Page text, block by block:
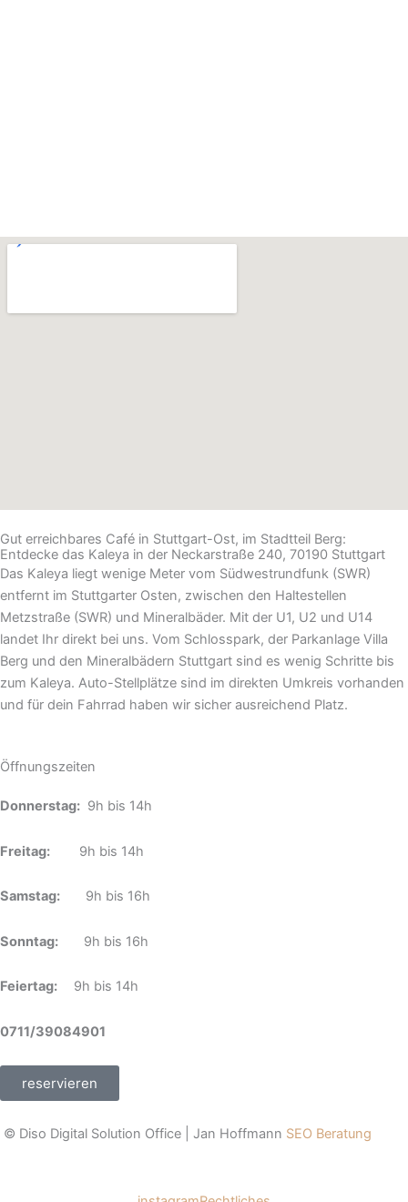
Gut erreichbares Café in Stuttgart-Ost, im Stadtteil Berg:
Entdecke das Kaleya in der Neckarstraße 240, 70190 Stuttgart
Das Kaleya liegt wenige Meter vom Südwestrundfunk (SWR)
entfernt im Stuttgarter Osten, zwischen den Haltestellen
Metzstraße (SWR) und Mineralbäder. Mit der U1, U2 und U14
landet Ihr direkt bei uns. Vom Schlosspark, der Parkanlage Villa
Berg und den Mineralbädern Stuttgart sind es wenig Schritte bis
zum Kaleya. Auto-Stellplätze sind im direkten Umkreis vorhanden
und für dein Fahrrad haben wir sicher ausreichend Platz.
Öffnungszeiten
Donnerstag: 9h bis 14h
Freitag: 9h bis 14h
Samstag: 9h bis 16h
Sonntag: 9h bis 16h
Feiertag: 9h bis 14h
0711/39084901
reservieren
© Diso Digital Solution Office | Jan Hoffmann SEO Beratung